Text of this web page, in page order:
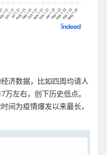
济数据，比如四周均请人
万左右，创下历史低点。
间为疫情爆发以来最长，